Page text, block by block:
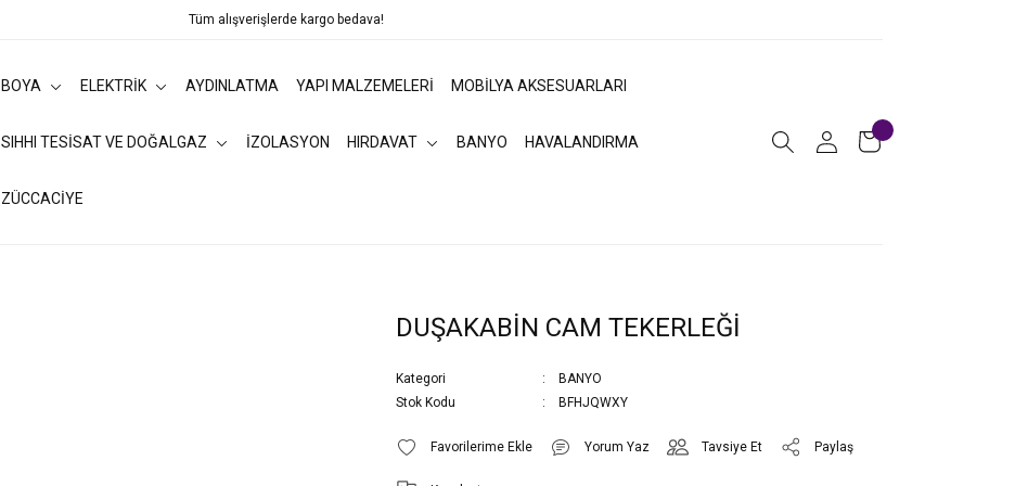
Tüm alışverişlerde kargo bedava!
BOYA ELEKTRİK AYDINLATMA YAPI MALZEMELERİ MOBİLYA AKSESUARLARI
SIHHI TESİSAT VE DOĞALGAZ İZOLASYON HIRDAVAT BANYO HAVALANDIRMA
ZÜCCACİYE
DUŞAKABİN CAM TEKERLEĞİ
Kategori
BANYO
Stok Kodu
BFHJQWXY
Yorum Yaz Tavsiye Et Paylaş